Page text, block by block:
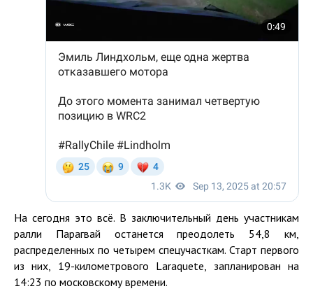
На сегодня это всё. В заключительный день участникам
ралли Парагвай останется преодолеть 54,8 км,
распределенных по четырем спецучасткам. Старт первого
из них, 19-километрового Laraquete, запланирован на
14:23 по московскому времени.